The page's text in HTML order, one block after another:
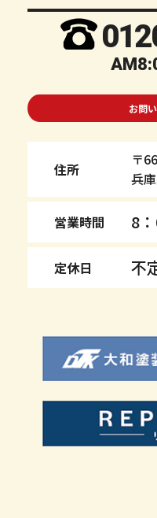
お問
住所
〒
兵
営業時間 8
定休日 不